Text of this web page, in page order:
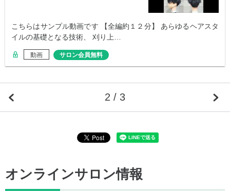
こちらはサンプル動画です 【全編約１２分】 あらゆるヘアスタ
イルの基礎となる技術、 刈り上…
動画 サロン会員無料
2 / 3
オンラインサロン情報